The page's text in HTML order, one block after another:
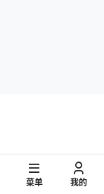
菜单 我的